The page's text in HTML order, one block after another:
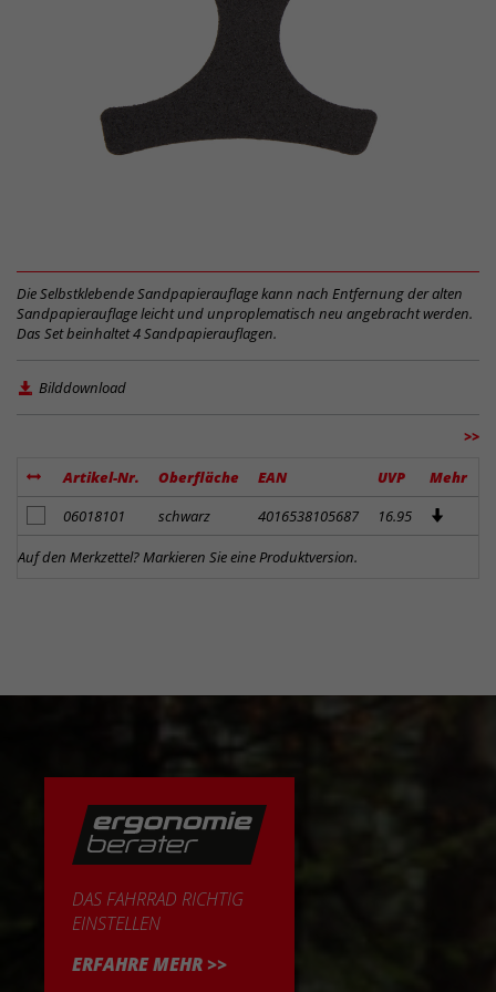
Die Selbstklebende Sandpapierauflage kann nach Entfernung der alten
Sandpapierauflage leicht und unproplematisch neu angebracht werden.
Das Set beinhaltet 4 Sandpapierauflagen.
Bilddownload
>>
Artikel-Nr. Oberfläche EAN UVP
Mehr
Artikel zum Merkzettel hinzufügen
06018101 schwarz 4016538105687 16.95
Auf den Merkzettel? Markieren Sie eine Produktversion.
DAS FAHRRAD RICHTIG
EINSTELLEN
ERFAHRE MEHR >>